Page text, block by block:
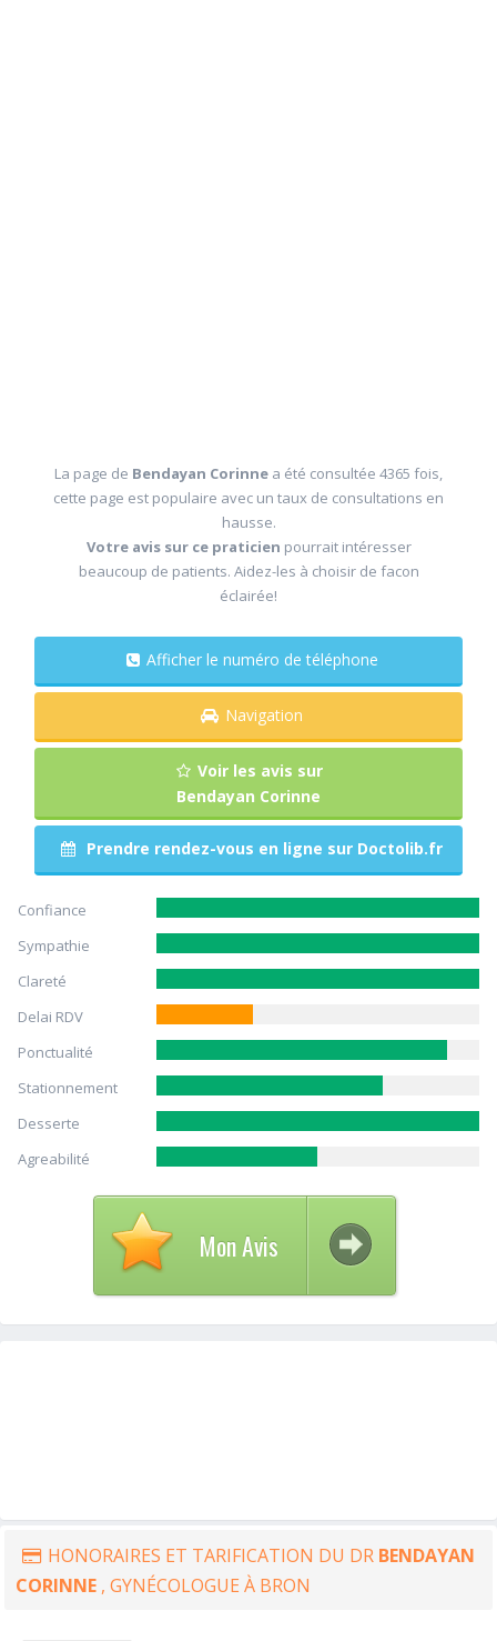
La page de Bendayan Corinne a été consultée 4365 fois,
cette page est populaire avec un taux de consultations en
hausse.
Votre avis sur ce praticien pourrait intéresser
beaucoup de patients. Aidez-les à choisir de facon
éclairée!
Afficher le numéro de téléphone
Navigation
Voir les avis sur
Bendayan Corinne
Prendre rendez-vous en ligne sur Doctolib.fr
Confiance
Sympathie
Clareté
Delai RDV
Ponctualité
Stationnement
Desserte
Agreabilité
Mon Avis
HONORAIRES ET TARIFICATION DU DR BENDAYAN
CORINNE , GYNÉCOLOGUE À BRON